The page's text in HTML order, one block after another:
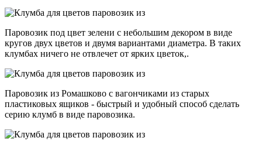
Паровозик под цвет зелени с небольшим декором в виде
кругов двух цветов и двумя вариантами диаметра. В таких
клумбах ничего не отвлечет от ярких цветок,.
Паровозик из Ромашково с вагончиками из старых
пластиковых ящиков - быстрый и удобный способ сделать
серию клумб в виде паровозика.